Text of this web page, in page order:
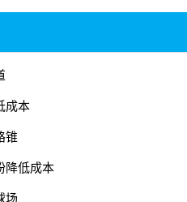
成本
锥
降低成本
场